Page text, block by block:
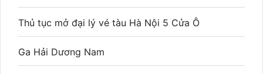
Thủ tục mở đại lý vé tàu Hà Nội 5 Cửa Ô
Ga Hải Dương Nam